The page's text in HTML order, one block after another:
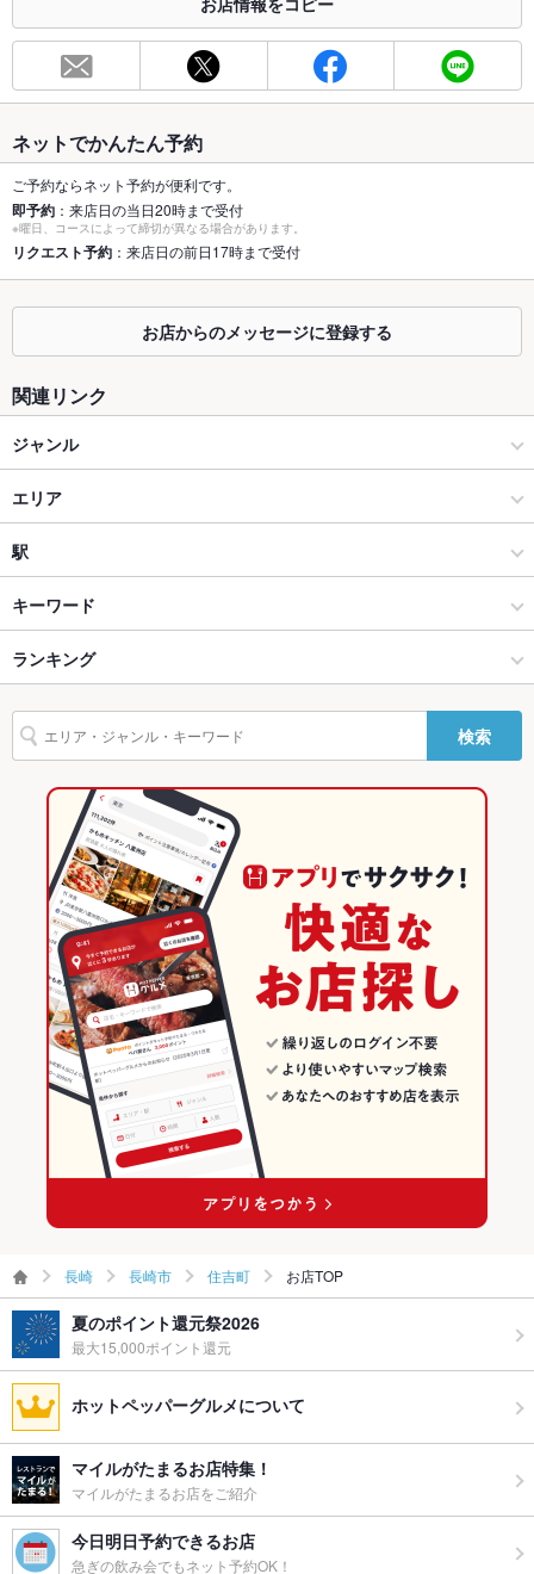
総席数 37席
最大宴会収
37人
個室
あり ：（2人可、4人可、6人可、8人可、10～20人可、20～30
人可、30人以上可） 全席個室掘りごたつ
座敷 なし
掘りごたつ あり
貸切 貸切可 ：30人～可
設備
Wi-Fi
バリアフリ
ー
駐車場
その他設備
その他
あり
食べ放題 なし
お子様連れ
お子様連れ歓迎 ：（乳児可、未就学児可、小学生可）/お子様椅
子有り
ウェディン
グパーティ
ー二次会
－
－
ネットでかんたん予約
ご予約ならネット予約が便利です。
即予約 ：来店日の当日20時まで受付
※曜日、コースによって締切が異なる場合があります。
リクエスト予約 ：来店日の前日17時まで受付
お店からのメッセージに登録する
関連リンク
ジャンル
居酒屋
和風
長崎市 × 居酒屋
長崎市 × 和風
道ノ尾駅 × 居酒屋
道ノ尾駅 × 和風
長崎市 × 和食
長崎市 × 鍋
道ノ尾駅 × 和食
道ノ尾駅 × 鍋
エリア
住吉町
住吉町 × 居酒屋
住吉町 × 和風
住吉町 × 和食
住吉町 × 鍋
長崎 × 居酒屋
長崎 × 和風
長崎 × 和食
長崎 × 鍋
駅
道ノ尾駅
キーワード
からあげ
ランキング
長崎のグルメランキング
長崎の居酒屋ランキング
長崎市のグルメランキング
長崎市の居酒屋ランキング
住吉町のグルメランキング
住吉町の居酒屋ランキング
検索
長崎 長崎市 住吉町 お店TOP
夏のポイント還元祭2026
最大15,000ポイント還元
ホットペッパーグルメについて
マイルがたまるお店特集！
マイルがたまるお店をご紹介
今日明日予約できるお店
急ぎの飲み会でもネット予約OK！